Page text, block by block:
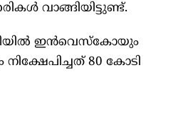
വാങ്ങിയിട്ടുണ്ട്.
ഇന്‍വെസ്‌കോയും
80 കോടി